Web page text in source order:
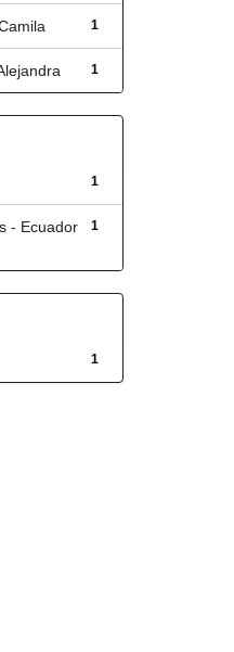
1
1
1
1
- Ecuador
1